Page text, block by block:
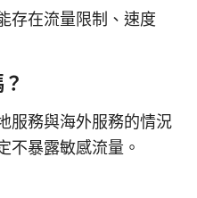
存在流量限制、速度
服務與海外服務的情況
不暴露敏感流量。